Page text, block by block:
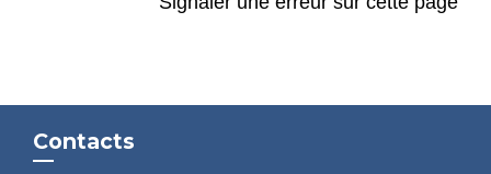
Contacts